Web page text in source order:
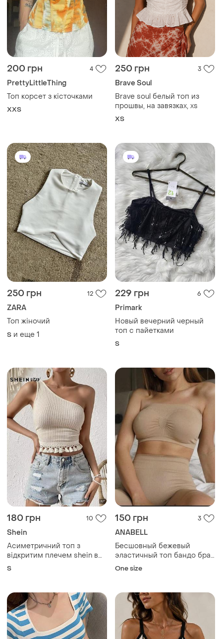
200 грн 4
PrettyLittleThing
Топ корсет з кісточками
XХS
250 грн 3
Brave Soul
Brave soul белый топ из
прошвы, на завязках, xs
ХS
250 грн 12
ZARA
Топ жіночий
S и еще 1
229 грн 6
Primark
Новый вечерний черный
топ с пайетками
S
180 грн 10
Shein
Асиметричний топ з
відкритим плечем shein в
стилі бохо
S
150 грн 3
ANABELL
Бесшовный бежевый
эластичный топ бандо бра
бюстгальтер anabel
One size